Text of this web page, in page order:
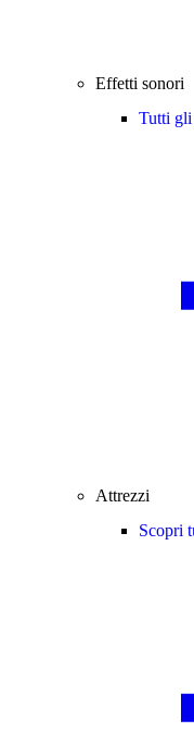
Effetti sonori
Tutti
Attrezzi
Scopri